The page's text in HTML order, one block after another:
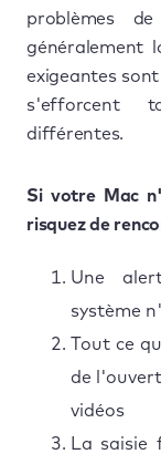
problèmes
généralement
exigeantes
s'efforcent
différentes.
Si votre Mac
risquez de
Une
système
Tout ce
de
vidéos
La saisie